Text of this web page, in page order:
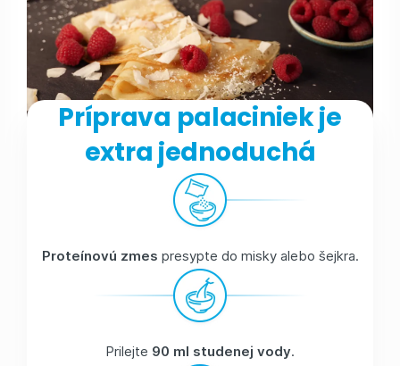
Príprava palaciniek je
extra jednoduchá
Proteínovú zmes presypte do misky alebo šejkra.
Prilejte 90 ml studenej vody.